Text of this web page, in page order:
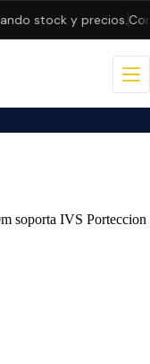
stock y precios.
soporta IVS Porteccion